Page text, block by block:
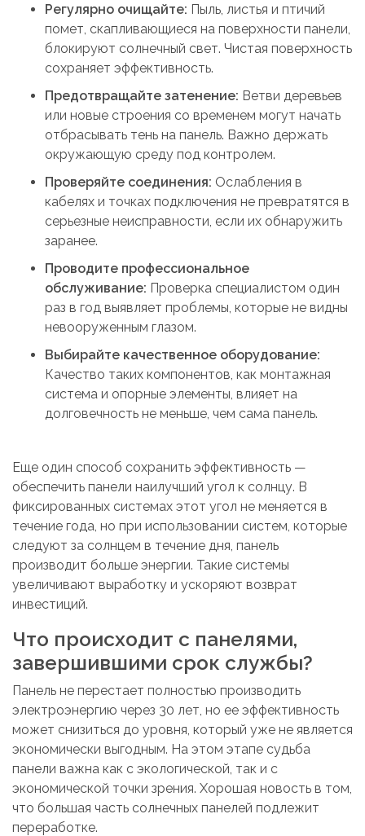
Регулярно очищайте: Пыль, листья и птичий
помет, скапливающиеся на поверхности панели,
блокируют солнечный свет. Чистая поверхность
сохраняет эффективность.
Предотвращайте затенение: Ветви деревьев
или новые строения со временем могут начать
отбрасывать тень на панель. Важно держать
окружающую среду под контролем.
Проверяйте соединения: Ослабления в
кабелях и точках подключения не превратятся в
серьезные неисправности, если их обнаружить
заранее.
Проводите профессиональное
обслуживание: Проверка специалистом один
раз в год выявляет проблемы, которые не видны
невооруженным глазом.
Выбирайте качественное оборудование:
Качество таких компонентов, как монтажная
система и опорные элементы, влияет на
долговечность не меньше, чем сама панель.
Еще один способ сохранить эффективность —
обеспечить панели наилучший угол к солнцу. В
фиксированных системах этот угол не меняется в
течение года, но при использовании систем, которые
следуют за солнцем в течение дня, панель
производит больше энергии. Такие системы
увеличивают выработку и ускоряют возврат
инвестиций.
Что происходит с панелями,
завершившими срок службы?
Панель не перестает полностью производить
электроэнергию через 30 лет, но ее эффективность
может снизиться до уровня, который уже не является
экономически выгодным. На этом этапе судьба
панели важна как с экологической, так и с
экономической точки зрения. Хорошая новость в том,
что большая часть солнечных панелей подлежит
переработке.